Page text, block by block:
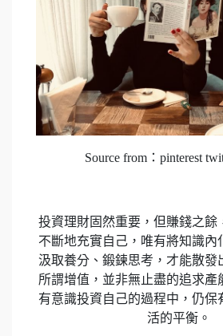
Source from：pinterest
投資理財固然重要，但賺錢之餘
不斷地充實自己，唯有將知識內
汲取養分、鍛鍊思考，才能散發
所謂增值，並非無止盡的追求產
有意識投資自己的過程中，仍保
活的平衡。